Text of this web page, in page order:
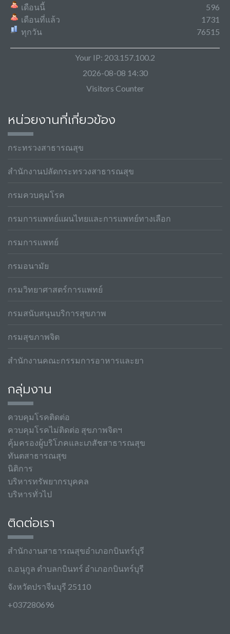
เดือนนี้
เดือนที่แล้ว
ทุกวัน
596
1731
76515
Your IP: 203.157.100.2
2026-08-08 14:30
Visitors Counter
หน่วยงานที่เกี่ยวข้อง
กระทรวงสาธารณสุข
สำนักงานปลัดกระทรวงสาธารณสุข
กรมควบคุมโรค
กรมการแพทย์แผนไทยและการแพทย์ทางเลือก
กรมการแพทย์
กรมอนามัย
กรมวิทยาศาสตร์การแพทย์
กรมสนับสนุนบริการสุขภาพ
กรมสุขภาพจิต
สำนักงานคณะกรรมการอาหารและยา
กลุ่มงาน
ควบคุมโรคติดต่อ
ควบคุมโรคไม่ติดต่อ สุขภาพจิตฯ
คุ้มครองผู้บริโภคและเภสัชสาธารณสุข
ทันตสาธารณสุข
นิติการ
บริหารทรัพยากรบุคคล
บริหารทั่วไป
ติดต่อเรา
สำนักงานสาธารณสุขอำเภอกบินทร์บุรี
ถ.อนุกูล ตำบลกบินทร์ อำเภอกบินทร์บุรี
จังหวัดปราจีนบุรี 25110
+037280696